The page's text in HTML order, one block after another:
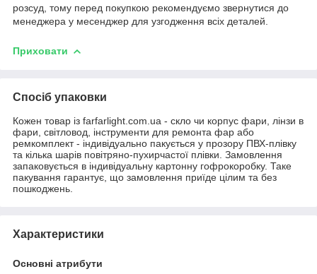
розсуд, тому перед покупкою рекомендуємо звернутися до
менеджера у месенджер для узгодження всіх деталей.
Приховати
Спосіб упаковки
Кожен товар із farfarlight.com.ua - скло чи корпус фари, лінзи в
фари, світловод, інструменти для ремонта фар або
ремкомплект - індивідуально пакується у прозору ПВХ-плівку
та кілька шарів повітряно-пухирчастої плівки. Замовлення
запаковується в індивідуальну картонну гофрокоробку. Таке
пакування гарантує, що замовлення приїде цілим та без
пошкоджень.
Характеристики
Основні атрибути